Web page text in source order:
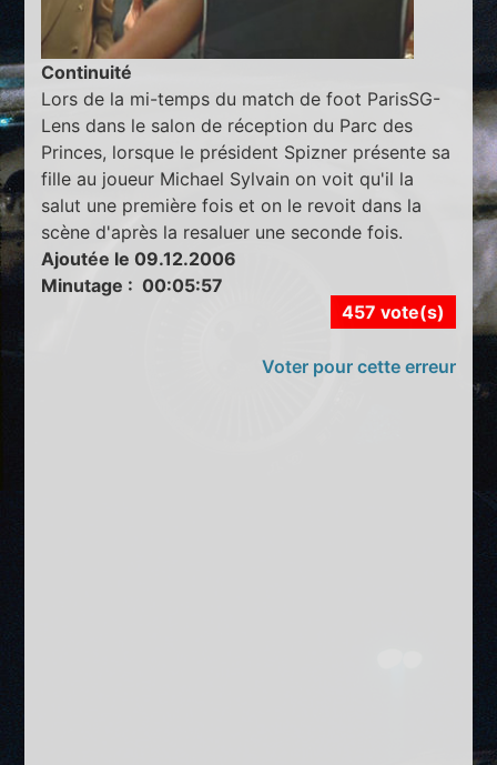
Continuité
Lors de la mi-temps du match de foot ParisSG-
Lens dans le salon de réception du Parc des
Princes, lorsque le président Spizner présente sa
fille au joueur Michael Sylvain on voit qu'il la
salut une première fois et on le revoit dans la
scène d'après la resaluer une seconde fois.
Ajoutée le 09.12.2006
Minutage : 00:05:57
457 vote(s)
Voter pour cette erreur